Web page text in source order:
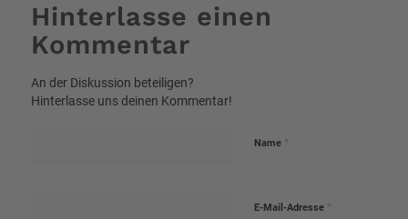
Hinterlasse einen
Kommentar
An der Diskussion beteiligen?
Hinterlasse uns deinen Kommentar!
Name *
E-Mail-Adresse *